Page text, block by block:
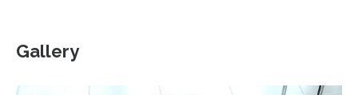
Gallery